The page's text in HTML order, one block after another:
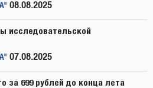
08.08.2025
исследовательской
07.08.2025
за 699 рублей до конца лета